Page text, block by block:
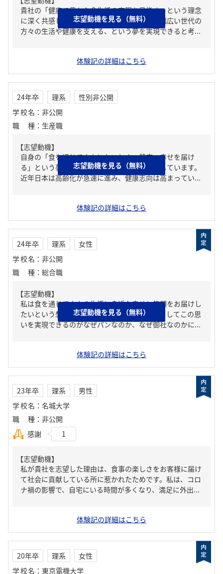
貴社の「健康で豊かな食生活の実現を目指す」という理念
に深く共感し、身近な存在である食を通じて幅広い世代の
方々の生活や健康を支える、という夢を実現できると考...
体験記の詳細はこちら
志望動機を見る（無料）
24年卒 理系
性別非公開
学校名 ： 非公開
職種 ： 生産職
【志望動機】
自身の「食を通じて人々においしさ、健康、幸せを届け
る」という夢を実現したいため、貴社を志望しています。
近年日本は高齢化が急速に進み、健康志向は高まってい...
体験記の詳細はこちら
志望動機を見る（無料）
24年卒 理系
女性
学校名 ： 非公開
職種 ： 総合職
【志望動機】
私は食を通じて人々の生活に身近な幸せと笑顔をお届けし
たいという想いから、御社を志望致します。そしてこの思
いを実現できるのがなぜパンなのか、なぜ御社なのかに...
体験記の詳細はこちら
志望動機を見る（無料）
23年卒 理系
男性
学校名 ： 名城大学
職種 ： 非公開
感謝
1
【志望動機】
私が貴社を志望した理由は、食事の楽しさをお客様に届け
て社会に貢献している所に惹かれたためです。私は、コロ
ナ禍の影響で、自宅にいる時間が多くなり、満足に外出...
体験記の詳細はこちら
20年卒 理系
女性
学校名 ： 東京電機大学